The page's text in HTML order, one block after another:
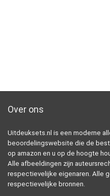
Over ons
Uitdeuksets.nl is een moderne
beoordelingswebsite die de
op amazon en u op de hoogte
Alle afbeeldingen zijn
respectievelijke eigenaren. Alle
respectievelijke bronnen.